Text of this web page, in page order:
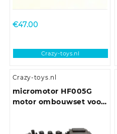
€47.00
Crazy-toys.nl
Crazy-toys.nl
micromotor HF005G
motor ombouwset voor